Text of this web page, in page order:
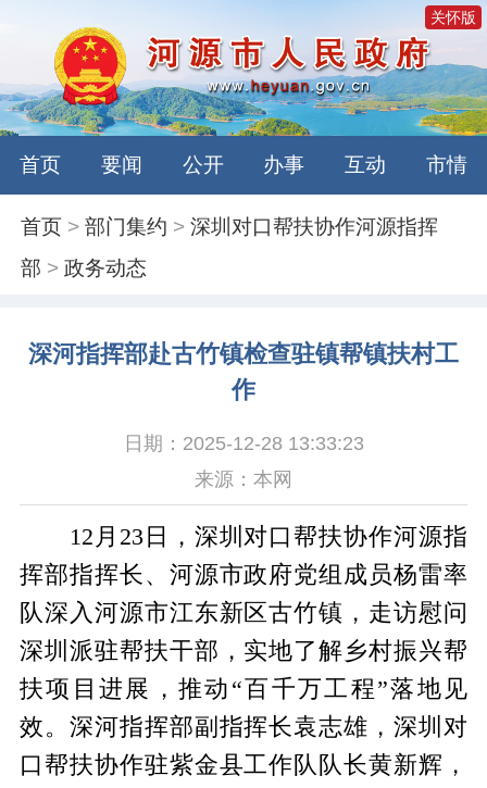
关怀版
首页 要闻 公开 办事 互动 市情
首页 >部门集约 >深圳对口帮扶协作河源指挥
部 >政务动态
深河指挥部赴古竹镇检查驻镇帮镇扶村工
作
日期：2025-12-28 13:33:23
来源：本网
12月23日，深圳对口帮扶协作河源指
挥部指挥长、河源市政府党组成员杨雷率
队深入河源市江东新区古竹镇，走访慰问
深圳派驻帮扶干部，实地了解乡村振兴帮
扶项目进展，推动“百千万工程”落地见
效。深河指挥部副指挥长袁志雄，深圳对
口帮扶协作驻紫金县工作队队长黄新辉，